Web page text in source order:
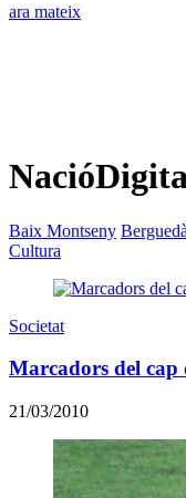
ara mateix
Baix Montseny Berguedà
Cultura
Societat
Marcadors del cap
21/03/2010